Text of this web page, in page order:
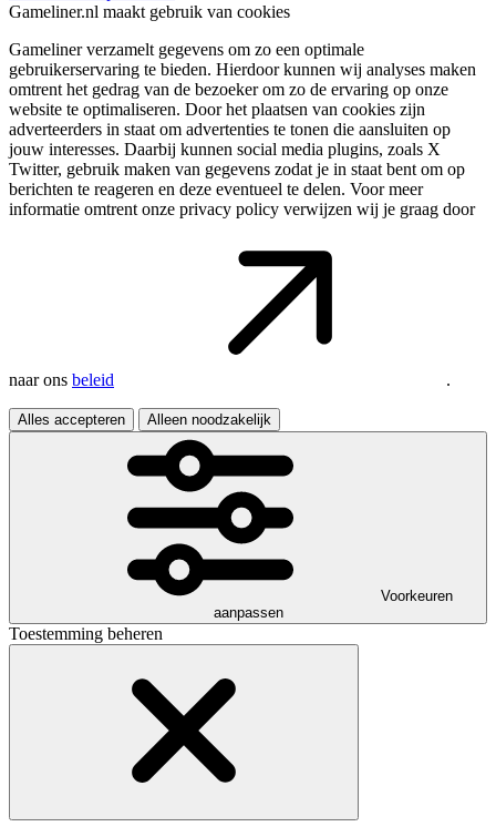
Gameliner.nl maakt gebruik van cookies
Gameliner verzamelt gegevens om zo een optimale
gebruikerservaring te bieden. Hierdoor kunnen wij analyses maken
omtrent het gedrag van de bezoeker om zo de ervaring op onze
website te optimaliseren. Door het plaatsen van cookies zijn
adverteerders in staat om advertenties te tonen die aansluiten op
jouw interesses. Daarbij kunnen social media plugins, zoals X
Twitter, gebruik maken van gegevens zodat je in staat bent om op
berichten te reageren en deze eventueel te delen. Voor meer
informatie omtrent onze privacy policy verwijzen wij je graag door
naar ons beleid .
Alles accepteren Alleen noodzakelijk
Voorkeuren
aanpassen
Toestemming beheren